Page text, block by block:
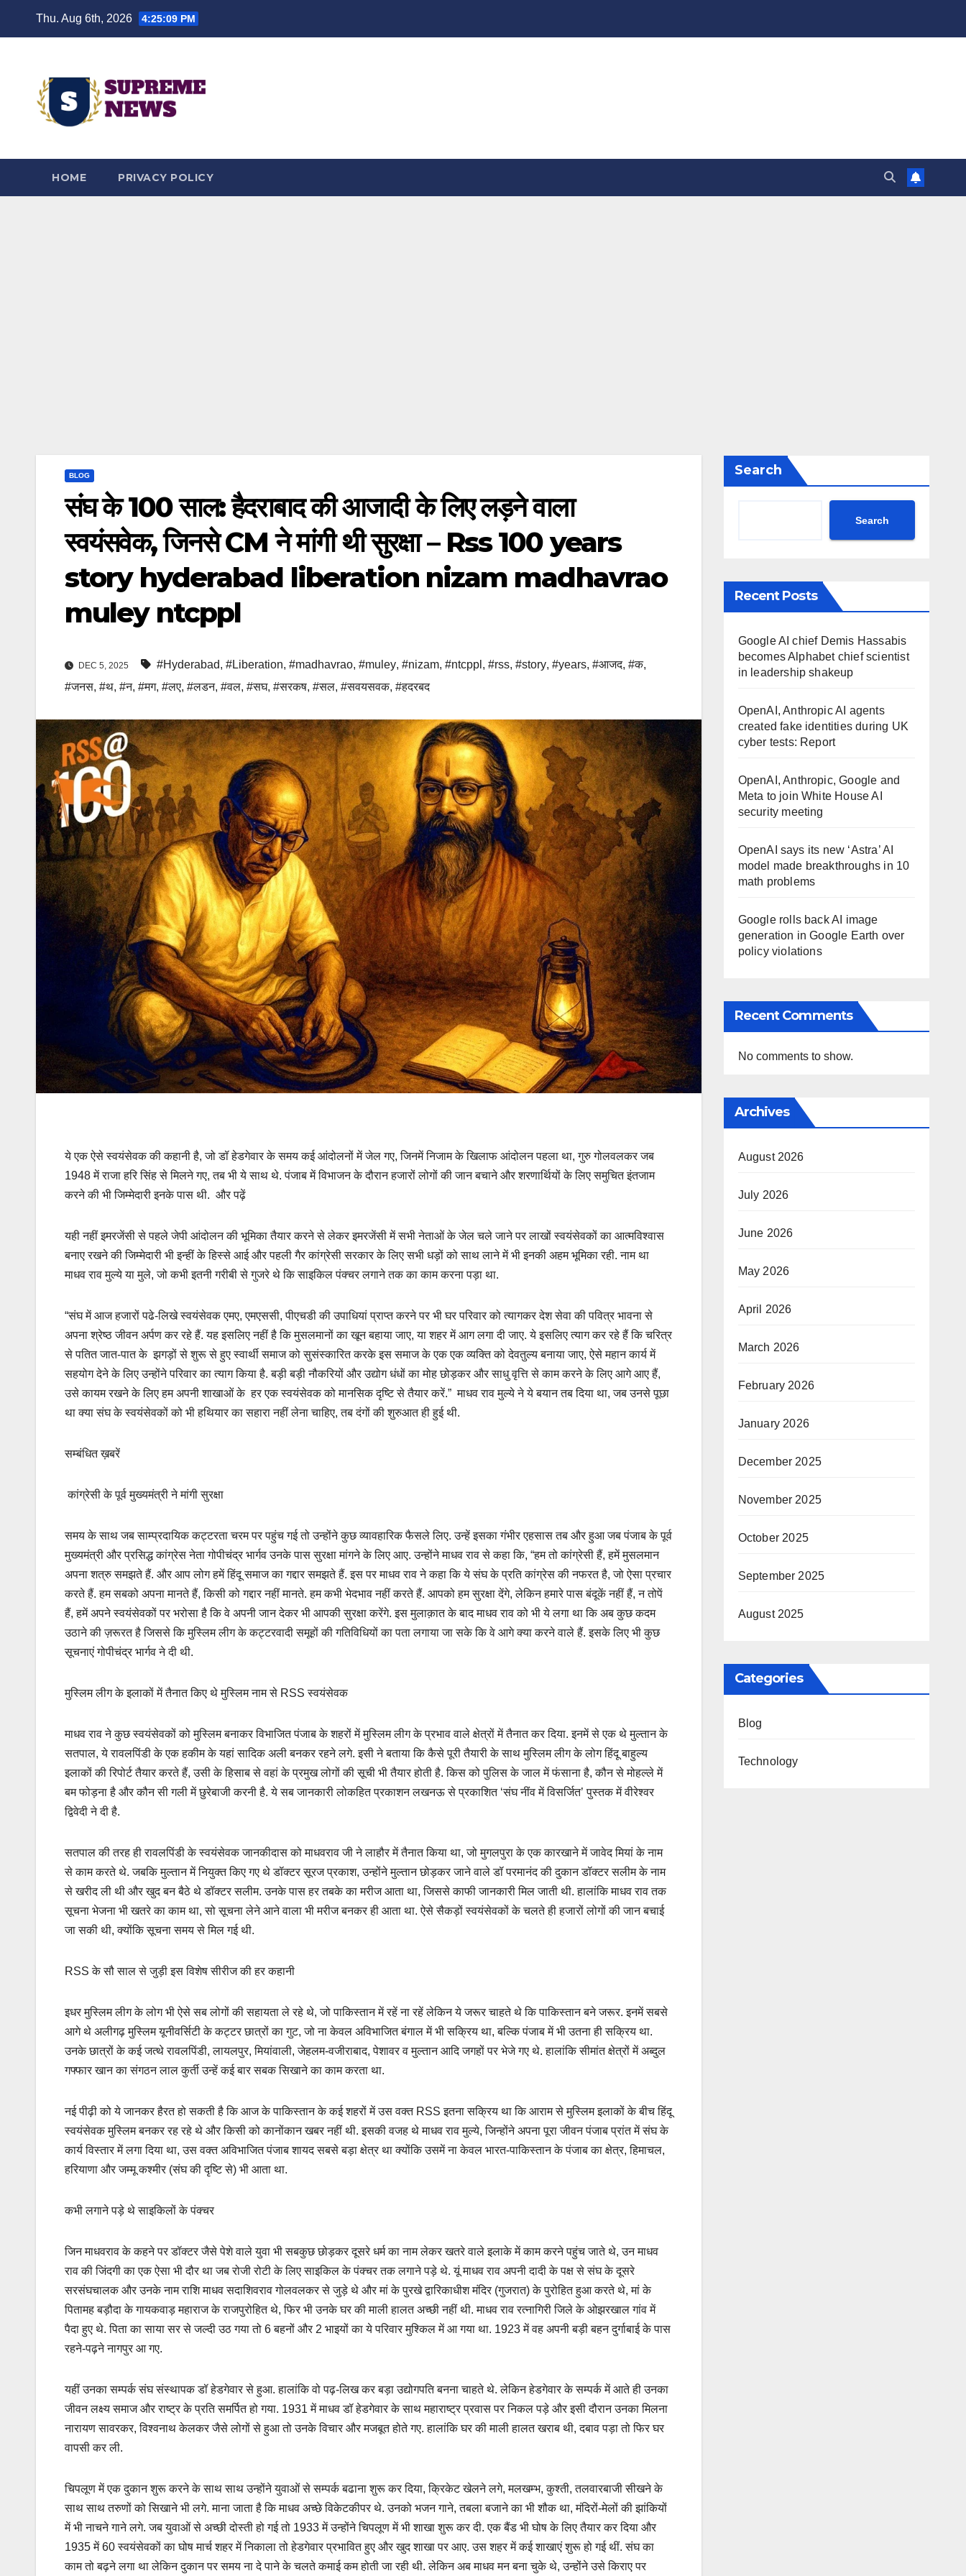
Thu. Aug 6th, 2026 4:25:10 PM
HOME PRIVACY POLICY
BLOG
संघ के 100 साल: हैदराबाद की आजादी के लिए लड़ने वाला
स्वयंसवेक, जिनसे CM ने मांगी थी सुरक्षा – Rss 100 years
story hyderabad liberation nizam madhavrao
muley ntcppl
DEC 5, 2025 #Hyderabad, #Liberation, #madhavrao, #muley, #nizam, #ntcppl , #rss, #story, #years, #आजद, #क,
#जनस, #थ, #न, #मग, #लए, #लडन, #वल, #सघ, #सरकष, #सल, #सवयसवक, #हदरबद
ये एक ऐसे स्वयंसेवक की कहानी है, जो डॉ हेडगेवार के समय कई आंदोलनों में जेल गए, जिनमें निजाम के खिलाफ आंदोलन पहला था, गुरु गोलवलकर जब
1948 में राजा हरि सिंह से मिलने गए, तब भी ये साथ थे. पंजाब में विभाजन के दौरान हजारों लोगों की जान बचाने और शरणार्थियों के लिए समुचित इंतजाम
करने की भी जिम्मेदारी इनके पास थी. और पढ़ें
यही नहीं इमरजेंसी से पहले जेपी आंदोलन की भूमिका तैयार करने से लेकर इमरजेंसी में सभी नेताओं के जेल चले जाने पर लाखों स्वयंसेवकों का आत्मविश्वास
बनाए रखने की जिम्मेदारी भी इन्हीं के हिस्से आई और पहली गैर कांग्रेसी सरकार के लिए सभी धड़ों को साथ लाने में भी इनकी अहम भूमिका रही. नाम था
माधव राव मुल्ये या मुले, जो कभी इतनी गरीबी से गुजरे थे कि साइकिल पंक्चर लगाने तक का काम करना पड़ा था.
“संघ में आज हजारों पढे-लिखे स्वयंसेवक एमए, एमएससी, पीएचडी की उपाधियां प्राप्त करने पर भी घर परिवार को त्यागकर देश सेवा की पवित्र भावना से
अपना श्रेष्ठ जीवन अर्पण कर रहे हैं. यह इसलिए नहीं है कि मुसलमानों का खून बहाया जाए, या शहर में आग लगा दी जाए. ये इसलिए त्याग कर रहे हैं कि चरित्र
से पतित जात-पात के झगड़ों से शुरू से हुए स्वार्थी समाज को सुसंस्कारित करके इस समाज के एक एक व्यक्ति को देवतुल्य बनाया जाए, ऐसे महान कार्य में
सहयोग देने के लिए उन्होंने परिवार का त्याग किया है. बड़ी बड़ी नौकरियों और उद्योग धंधों का मोह छोड़कर और साधु वृत्ति से काम करने के लिए आगे आए हैं,
उसे कायम रखने के लिए हम अपनी शाखाओं के हर एक स्वयंसेवक को मानसिक दृष्टि से तैयार करें.” माधव राव मुल्ये ने ये बयान तब दिया था, जब उनसे पूछा
था क्या संघ के स्वयंसेवकों को भी हथियार का सहारा नहीं लेना चाहिए, तब दंगों की शुरुआत ही हुई थी.
सम्बंधित ख़बरें
कांग्रेसी के पूर्व मुख्यमंत्री ने मांगी सुरक्षा
समय के साथ जब साम्प्रदायिक कट्टरता चरम पर पहुंच गई तो उन्होंने कुछ व्यावहारिक फैसले लिए. उन्हें इसका गंभीर एहसास तब और हुआ जब पंजाब के पूर्व
मुख्यमंत्री और प्रसिद्ध कांग्रेस नेता गोपीचंद्र भार्गव उनके पास सुरक्षा मांगने के लिए आए. उन्होंने माधव राव से कहा कि, “हम तो कांग्रेसी हैं, हमें मुसलमान
अपना शत्रु समझते हैं. और आप लोग हमें हिंदू समाज का गद्दार समझते हैं. इस पर माधव राव ने कहा कि ये संघ के प्रति कांग्रेस की नफरत है, जो ऐसा प्रचार
करते हैं. हम सबको अपना मानते हैं, किसी को गद्दार नहीं मानते. हम कभी भेदभाव नहीं करते हैं. आपको हम सुरक्षा देंगे, लेकिन हमारे पास बंदूकें नहीं हैं, न तोपें
हैं, हमें अपने स्वयंसेवकों पर भरोसा है कि वे अपनी जान देकर भी आपकी सुरक्षा करेंगे. इस मुलाक़ात के बाद माधव राव को भी ये लगा था कि अब कुछ कदम
उठाने की ज़रूरत है जिससे कि मुस्लिम लीग के कट्टरवादी समूहों की गतिविधियों का पता लगाया जा सके कि वे आगे क्या करने वाले हैं. इसके लिए भी कुछ
सूचनाएं गोपीचंद्र भार्गव ने दी थी.
मुस्लिम लीग के इलाकों में तैनात किए थे मुस्लिम नाम से RSS स्वयंसेवक
माधव राव ने कुछ स्वयंसेवकों को मुस्लिम बनाकर विभाजित पंजाब के शहरों में मुस्लिम लीग के प्रभाव वाले क्षेत्रों में तैनात कर दिया. इनमें से एक थे मुल्तान के
सतपाल, ये रावलपिंडी के एक हकीम के यहां सादिक अली बनकर रहने लगे. इसी ने बताया कि कैसे पूरी तैयारी के साथ मुस्लिम लीग के लोग हिंदू बाहुल्य
इलाकों की रिपोर्ट तैयार करते हैं, उसी के हिसाब से वहां के प्रमुख लोगों की सूची भी तैयार होती है. किस को पुलिस के जाल में फंसाना है, कौन से मोहल्ले में
बम फोड़ना है और कौन सी गली में छुरेबाजी करनी है. ये सब जानकारी लोकहित प्रकाशन लखनऊ से प्रकाशित ‘संघ नींव में विसर्जित’ पुस्तक में वीरेश्वर
द्विवेदी ने दी है.
सतपाल की तरह ही रावलपिंडी के स्वयंसेवक जानकीदास को माधवराव जी ने लाहौर में तैनात किया था, जो मुगलपुरा के एक कारखाने में जावेद मियां के नाम
से काम करते थे. जबकि मुल्तान में नियुक्त किए गए थे डॉक्टर सूरज प्रकाश, उन्होंने मुल्तान छोड़कर जाने वाले डॉ परमानंद की दुकान डॉक्टर सलीम के नाम
से खरीद ली थी और खुद बन बैठे थे डॉक्टर सलीम. उनके पास हर तबके का मरीज आता था, जिससे काफी जानकारी मिल जाती थी. हालांकि माधव राव तक
सूचना भेजना भी खतरे का काम था, सो सूचना लेने आने वाला भी मरीज बनकर ही आता था. ऐसे सैकड़ों स्वयंसेवकों के चलते ही हजारों लोगों की जान बचाई
जा सकी थी, क्योंकि सूचना समय से मिल गई थी.
RSS के सौ साल से जुड़ी इस विशेष सीरीज की हर कहानी
इधर मुस्लिम लीग के लोग भी ऐसे सब लोगों की सहायता ले रहे थे, जो पाकिस्तान में रहें ना रहें लेकिन ये जरूर चाहते थे कि पाकिस्तान बने जरूर. इनमें सबसे
आगे थे अलीगढ़ मुस्लिम यूनीवर्सिटी के कट्टर छात्रों का गुट, जो ना केवल अविभाजित बंगाल में भी सक्रिय था, बल्कि पंजाब में भी उतना ही सक्रिय था.
उनके छात्रों के कई जत्थे रावलपिंडी, लायलपुर, मियांवाली, जेहलम-वजीराबाद, पेशावर व मुल्तान आदि जगहों पर भेजे गए थे. हालांकि सीमांत क्षेत्रों में अब्दुल
गफ्फार खान का संगठन लाल कुर्ती उन्हें कई बार सबक सिखाने का काम करता था.
नई पीढ़ी को ये जानकर हैरत हो सकती है कि आज के पाकिस्तान के कई शहरों में उस वक्त RSS इतना सक्रिय था कि आराम से मुस्लिम इलाकों के बीच हिंदू
स्वयंसेवक मुस्लिम बनकर रह रहे थे और किसी को कानोंकान खबर नहीं थी. इसकी वजह थे माधव राव मुल्ये, जिन्होंने अपना पूरा जीवन पंजाब प्रांत में संघ के
कार्य विस्तार में लगा दिया था, उस वक्त अविभाजित पंजाब शायद सबसे बड़ा क्षेत्र था क्योंकि उसमें ना केवल भारत-पाकिस्तान के पंजाब का क्षेत्र, हिमाचल,
हरियाणा और जम्मू कश्मीर (संघ की दृष्टि से) भी आता था.
कभी लगाने पड़े थे साइकिलों के पंक्चर
जिन माधवराव के कहने पर डॉक्टर जैसे पेशे वाले युवा भी सबकुछ छोड़कर दूसरे धर्म का नाम लेकर खतरे वाले इलाके में काम करने पहुंच जाते थे, उन माधव
राव की जिंदगी का एक ऐसा भी दौर था जब रोजी रोटी के लिए साइकिल के पंक्चर तक लगाने पड़े थे. यूं माधव राव अपनी दादी के पक्ष से संघ के दूसरे
सरसंघचालक और उनके नाम राशि माधव सदाशिवराव गोलवलकर से जुड़े थे और मां के पुरखे द्वारिकाधीश मंदिर (गुजरात) के पुरोहित हुआ करते थे, मां के
पितामह बड़ौदा के गायकवाड़ महाराज के राजपुरोहित थे, फिर भी उनके घर की माली हालत अच्छी नहीं थी. माधव राव रत्नागिरी जिले के ओझरखाल गांव में
पैदा हुए थे. पिता का साया सर से जल्दी उठ गया तो 6 बहनों और 2 भाइयों का ये परिवार मुश्किल में आ गया था. 1923 में वह अपनी बड़ी बहन दुर्गाबाई के पास
रहने-पढ़ने नागपुर आ गए.
यहीं उनका सम्पर्क संघ संस्थापक डॉ हेडगेवार से हुआ. हालांकि वो पढ़-लिख कर बड़ा उद्योगपति बनना चाहते थे. लेकिन हेडगेवार के सम्पर्क में आते ही उनका
जीवन लक्ष्य समाज और राष्ट्र के प्रति समर्पित हो गया. 1931 में माधव डॉ हेडगेवार के साथ महाराष्ट्र प्रवास पर निकल पड़े और इसी दौरान उनका मिलना
नारायण सावरकर, विश्वनाथ केलकर जैसे लोगों से हुआ तो उनके विचार और मजबूत होते गए. हालांकि घर की माली हालत खराब थी, दबाव पड़ा तो फिर घर
वापसी कर ली.
चिपलूण में एक दुकान शुरू करने के साथ साथ उन्होंने युवाओं से सम्पर्क बढाना शुरू कर दिया, क्रिकेट खेलने लगे, मलखम्भ, कुश्ती, तलवारबाजी सीखने के
साथ साथ तरुणों को सिखाने भी लगे. माना जाता है कि माधव अच्छे विकेटकीपर थे. उनको भजन गाने, तबला बजाने का भी शौक था, मंदिरों-मेलों की झांकियों
में भी नाचने गाने लगे. जब युवाओं से अच्छी दोस्ती हो गई तो 1933 में उन्होंने चिपलूण में भी शाखा शुरू कर दी. एक बैंड भी घोष के लिए तैयार कर दिया और
1935 में 60 स्वयंसेवकों का घोष मार्च शहर में निकाला तो हेडगेवार प्रभावित हुए और खुद शाखा पर आए. उस शहर में कई शाखाएं शुरू हो गई थीं. संघ का
काम तो बढ़ने लगा था लेकिन दुकान पर समय ना दे पाने के चलते कमाई कम होती जा रही थी. लेकिन अब माधव मन बना चुके थे, उन्होंने उसे किराए पर
Search
Search
Recent Posts
Google AI chief Demis Hassabis
becomes Alphabet chief scientist
in leadership shakeup
OpenAI, Anthropic AI agents
created fake identities during UK
cyber tests: Report
OpenAI, Anthropic, Google and
Meta to join White House AI
security meeting
OpenAI says its new ‘Astra’ AI
model made breakthroughs in 10
math problems
Google rolls back AI image
generation in Google Earth over
policy violations
Recent Comments
No comments to show.
Archives
August 2026
July 2026
June 2026
May 2026
April 2026
March 2026
February 2026
January 2026
December 2025
November 2025
October 2025
September 2025
August 2025
Categories
Blog
Technology